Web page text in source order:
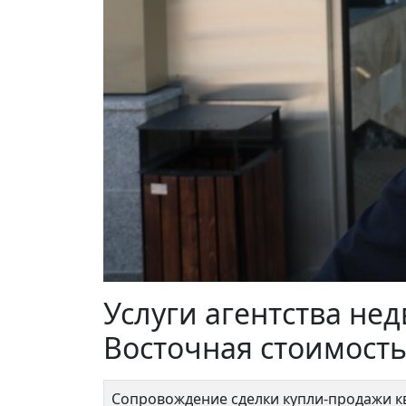
Услуги агентства
Восточная стоимость
Сопровождение сделки купли-продажи
12 500 000 ₽ 15